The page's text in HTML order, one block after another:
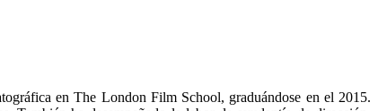
en The London Film School, graduándose en el 2015.